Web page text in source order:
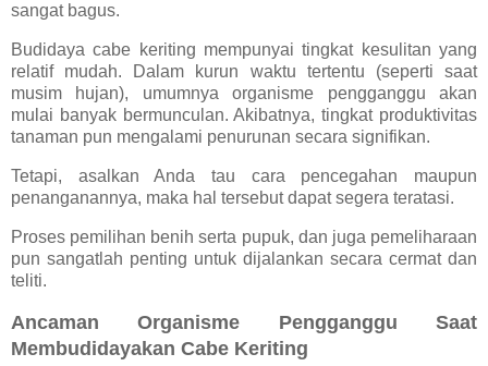
sangat bagus.
Budidaya cabe keriting mempunyai tingkat kesulitan yang
relatif mudah. Dalam kurun waktu tertentu (seperti saat
musim hujan), umumnya organisme pengganggu akan
mulai banyak bermunculan. Akibatnya, tingkat produktivitas
tanaman pun mengalami penurunan secara signifikan.
Tetapi, asalkan Anda tau cara pencegahan maupun
penanganannya, maka hal tersebut dapat segera teratasi.
Proses pemilihan benih serta pupuk, dan juga pemeliharaan
pun sangatlah penting untuk dijalankan secara cermat dan
teliti.
Ancaman Organisme Pengganggu Saat
Membudidayakan Cabe Keriting